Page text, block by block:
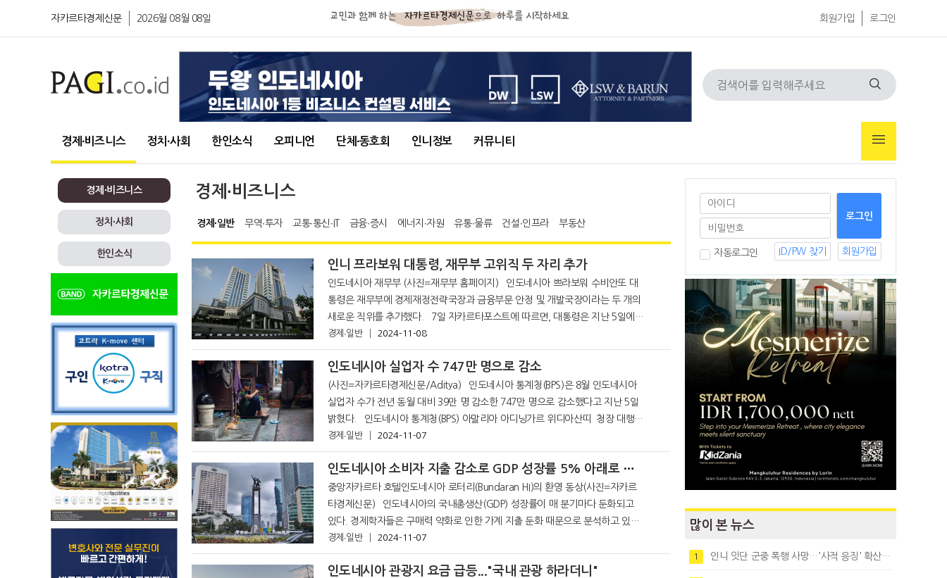
자카르타경제신문 2026월 08월 08일 회원가입 로그인
경제∙비즈니스 정치∙사회 한인소식 오피니언 단체∙동호회 인니정보 커뮤니티
경제∙비즈니스
정치∙사회
한인소식
경제∙비즈니스
경제∙일반 무역∙투자 교통∙통신∙IT 금융∙증시 에너지∙자원 유통∙물류 건설∙인프라 부동산
인니 프라보워 대통령, 재무부 고위직 두 자리 추가
인도네시아 재무부 (사진=재무부 홈페이지) 인도네시아 쁘라보워 수비안또 대
통령은 재무부에 경제재정전략국장과 금융부문 안정 및 개발국장이라는 두 개의
새로운 직위를 추가했다. 7일 자카르타포스트에 따르면, 대통령은 지난 5일에
발표된 대통령 규정 (Perpres) 제158/2024호
경제∙일반 2024-11-08
인도네시아 실업자 수 747만 명으로 감소
(사진=자카르타경제신문/Aditya) 인도네시아 통계청(BPS)은 8월 인도네시아
실업자 수가 전년 동월 대비 39만 명 감소한 747만 명으로 감소했다고 지난 5일
밝혔다. 인도네시아 통계청(BPS) 아말리아 아디닝가르 위디아산띠 청장 대행은
&nbs
경제∙일반 2024-11-07
인도네시아 소비자 지출 감소로 GDP 성장률 5% 아래로 떨어져
중앙자카르타 호텔인도네시아 로터리(Bundaran HI)의 환영 동상(사진=자카르
타경제신문) 인도네시아의 국내총생산(GDP) 성장률이 매 분기마다 둔화되고
있다. 경제학자들은 구매력 약화로 인한 가계 지출 둔화 때문으로 분석하고 있다.
지난 5일 발표된 인도네시아 통계청(BPS) 데이터에
경제∙일반 2024-11-07
인도네시아 관광지 요금 급등..."국내 관광 하라더니"
자동로그인 ID/PW 찾기 회원가입
많이 본 뉴스
1 인니 잇단 군중 폭행 사망…'사적 응징' 확산에 법치 우려